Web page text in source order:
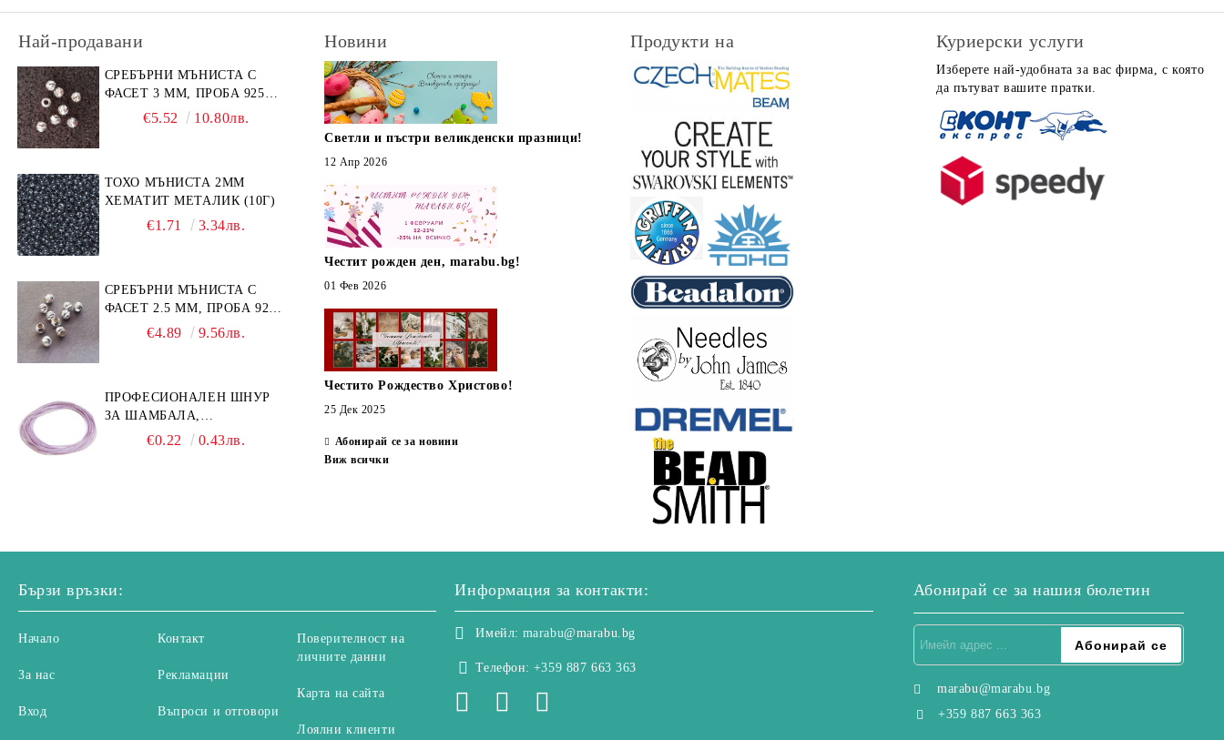
Най-продавани
СРЕБЪРНИ МЪНИСТА С
ФАСЕТ 3 ММ, ПРОБА 925
(10БР)€5.52 10.80лв.
ТОХО МЪНИСТА 2ММ
ХЕМАТИТ МЕТАЛИК (10Г)
€1.71 3.34лв.
СРЕБЪРНИ МЪНИСТА С
ФАСЕТ 2.5 ММ, ПРОБА 925
€4.89 9.56лв.
ПРОФЕСИОНАЛЕН ШНУР
ЗА ШАМБАЛА,
МИКРОМАКРАМЕ И
€0.22 0.43лв.
Новини
Светли и пъстри великденски празници!
12 Апр 2026
Честит рожден ден, marabu.bg!
01 Фев 2026
Честито Рождество Христово!
25 Дек 2025
Абонирай се за новини
Виж всички
Продукти на Куриерски услуги
Изберете най-удобната за вас фирма, с която
да пътуват вашите пратки.
Бързи връзки:
Начало
За нас
Вход
Контакт
Рекламации
Въпроси и отговори
Поверителност на
личните данни
Карта на сайта
Лоялни клиенти
Информация за контакти:
Имейл: marabu@marabu.bg
Телефон: +359 887 663 363
Абонирай се за нашия бюлетин
marabu@marabu.bg
+359 887 663 363